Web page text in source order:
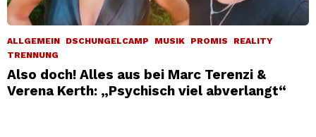
ALLGEMEIN DSCHUNGELCAMP MUSIK PROMIS
REALITY
TRENNUNG
Also doch! Alles aus bei Marc Terenzi &
Verena Kerth: „Psychisch viel abverlangt“